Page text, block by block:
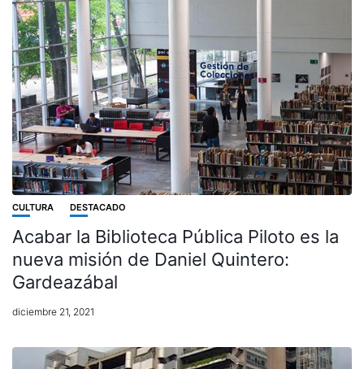
CULTURA DESTACADO
Acabar la Biblioteca Pública Piloto es la
nueva misión de Daniel Quintero:
Gardeazábal
diciembre 21, 2021